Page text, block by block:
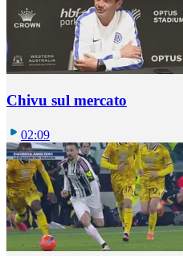
Chivu sul mercato
02:09